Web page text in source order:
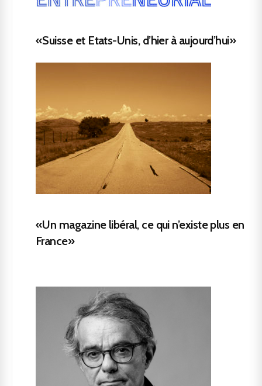
«Suisse et Etats-Unis, d’hier à aujourd’hui»
«Un magazine libéral, ce qui n’existe plus en
France»